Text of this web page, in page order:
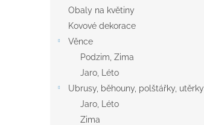
Obaly na květiny
Kovové dekorace
Věnce
Podzim, Zima
Jaro, Léto
Ubrusy, běhouny, polštářky, utěrky
Jaro, Léto
Zima